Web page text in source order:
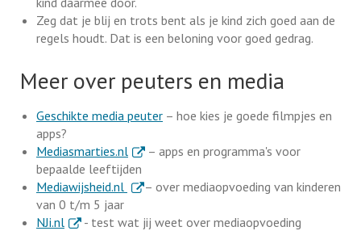
Zeg dat je blij en trots bent als je kind zich goed aan de
regels houdt. Dat is een beloning voor goed gedrag.
Meer over peuters en media
Geschikte media peuter – hoe kies je goede filmpjes en
apps?
Mediasmarties.nl . Externe link
– apps en programma's voor
bepaalde leeftijden
Mediawijsheid.nl . Externe link
– over mediaopvoeding van kinderen
van 0 t/m 5 jaar
NJi.nl . Externe link
- test wat jij weet over mediaopvoeding